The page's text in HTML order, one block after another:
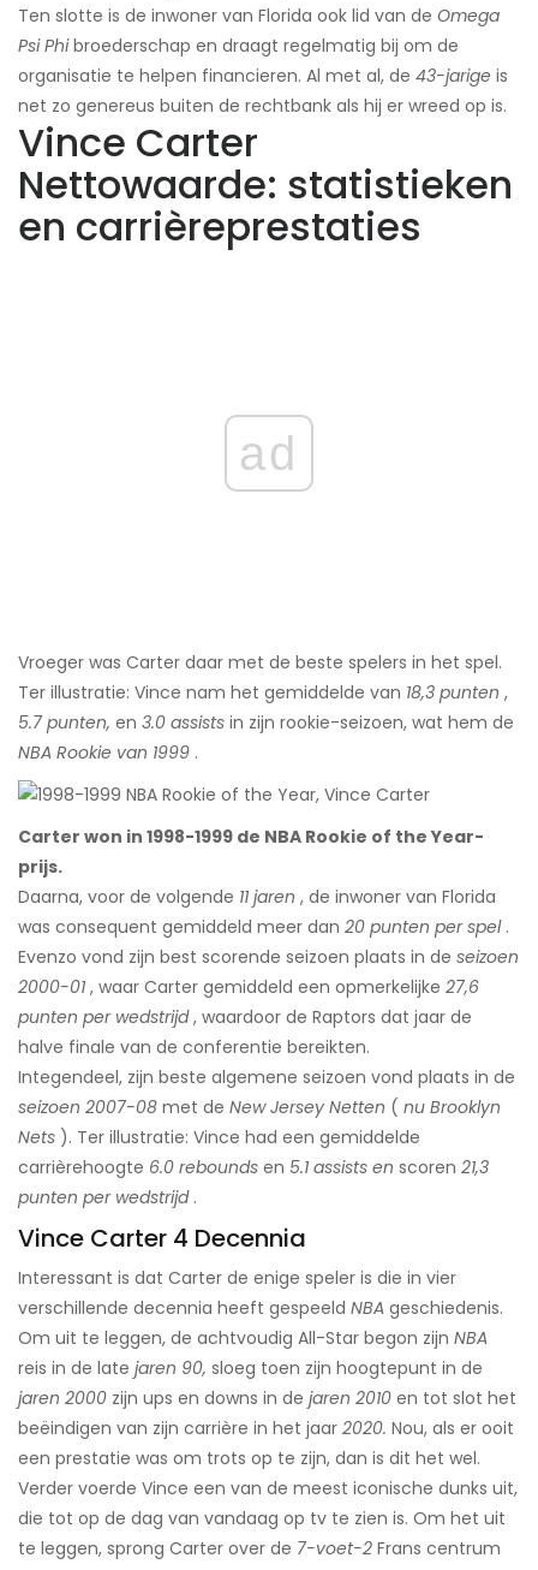
Ten slotte is de inwoner van Florida ook lid van de Omega
Psi Phibroederschap en draagt ​​regelmatig bij om de
organisatie te helpen financieren. Al met al, de 43-jarige is
net zo genereus buiten de rechtbank als hij er wreed op is.
Vince Carter
Nettowaarde: statistieken
en carrièreprestaties
ad
Vroeger was Carter daar met de beste spelers in het spel.
Ter illustratie: Vince nam het gemiddelde van 18,3 punten ,
5.7 punten, en 3.0 assists in zijn rookie-seizoen, wat hem de
NBA Rookie van 1999 .
Carter won in 1998-1999 de NBA Rookie of the Year-
prijs.
Daarna, voor de volgende 11 jaren , de inwoner van Florida
was consequent gemiddeld meer dan 20 punten per spel.
Evenzo vond zijn best scorende seizoen plaats in de seizoen
2000-01 , waar Carter gemiddeld een opmerkelijke 27,6
punten per wedstrijd, waardoor de Raptors dat jaar de
halve finale van de conferentie bereikten.
Integendeel, zijn beste algemene seizoen vond plaats in de
seizoen 2007-08 met de New Jersey Netten ( nu Brooklyn
Nets ). Ter illustratie: Vince had een gemiddelde
carrièrehoogte 6.0 rebounds en 5.1 assists en scoren 21,3
punten per wedstrijd.
Vince Carter 4 Decennia
Interessant is dat Carter de enige speler is die in vier
verschillende decennia heeft gespeeld NBA geschiedenis.
Om uit te leggen, de achtvoudig All-Star begon zijn NBA
reis in de late jaren 90, sloeg toen zijn hoogtepunt in de
jaren 2000 zijn ups en downs in de jaren 2010 en tot slot het
beëindigen van zijn carrière in het jaar 2020. Nou, als er ooit
een prestatie was om trots op te zijn, dan is dit het wel.
Verder voerde Vince een van de meest iconische dunks uit,
die tot op de dag van vandaag op tv te zien is. Om het uit
te leggen, sprong Carter over de 7-voet-2 Frans centrum